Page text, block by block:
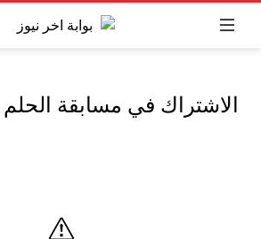
الاشتراك في مسابقة الحلم 2024